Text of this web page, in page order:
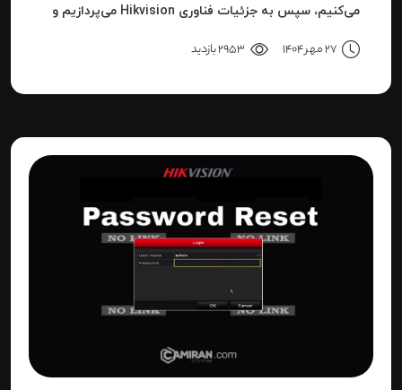
می‌کنیم، سپس به جزئیات فناوری Hikvision می‌پردازیم و
نتیجه می‌رسیم.
27 مهر 1404 2953 بازدید